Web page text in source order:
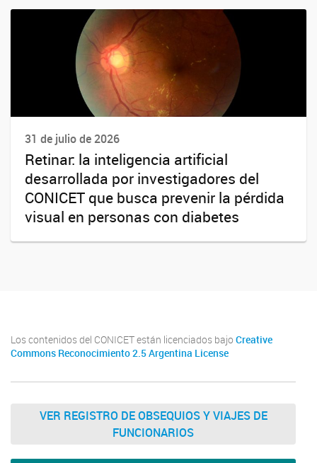
31 de julio de 2026
Retinar: la inteligencia artificial
desarrollada por investigadores del
CONICET que busca prevenir la pérdida
visual en personas con diabetes
Los contenidos del CONICET están licenciados bajo Creative
Commons Reconocimiento 2.5 Argentina License
VER REGISTRO DE OBSEQUIOS Y VIAJES DE
FUNCIONARIOS